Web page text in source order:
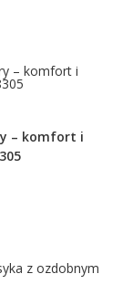
– komfort i